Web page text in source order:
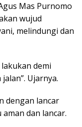
Mas Purnomo
wujud
melindungi dan
demi
Ujarnya.
dengan lancar
dan lancar.